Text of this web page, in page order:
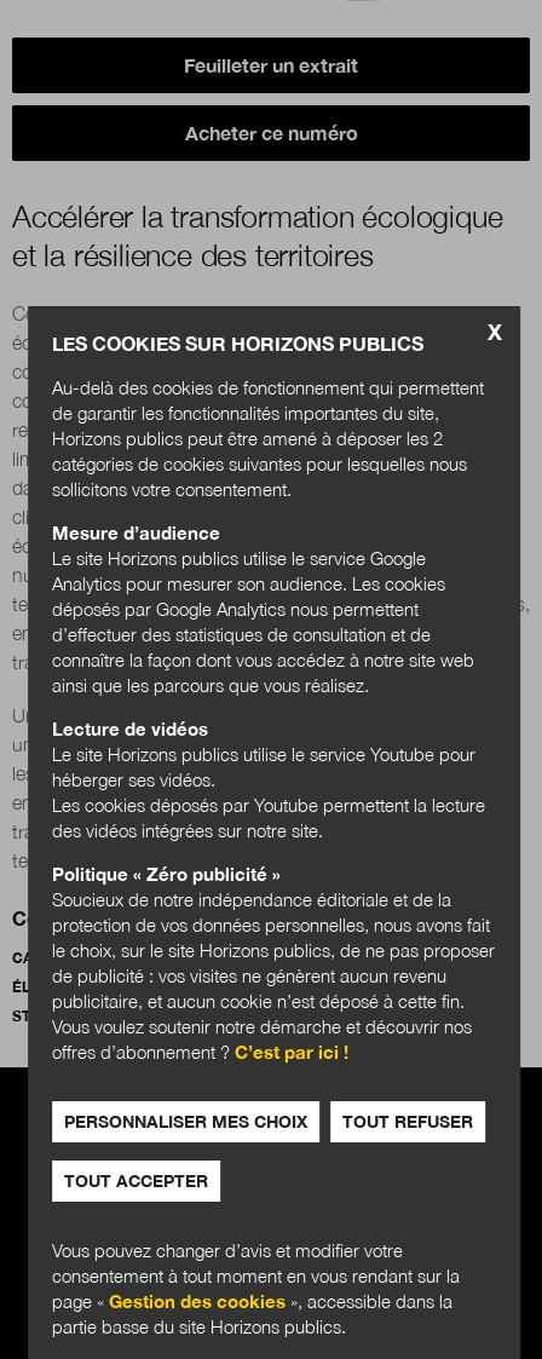
Qui sommes-nous ?
Nous contacter
Newsletter
Renseignez votre email afin de suivre l'actualité
de la transformation publique.
Nous suivre sur Twittersur LinkedIn
Accélérer la transformation écologique
et la résilience des territoires
Commune frugale rurale ou urbaine, émergence d’un modèle
économique de la résilience, enjeu de la formation initiale et
continue sur l’écologie, adaptation des territoires aux
conditions extrêmes, rôle des architectes pour réparer la ville,
retour d’expérience pour aligner sa stratégie territoriale sur les
limites planétaires ou encore bénéfi ce de la végétalisation
dans les zones urbaines : face à l’intensité des dérèglements
climatiques, il est temps d’accélérer la transformation
écologique et la résilience de nos villes et territoires. Ce
numéro hors-série revient sur les enjeux de la ville et du
territoire durable, et donne la parole aux décideurs, architectes,
entreprises et acteurs publics engagés dans ces
transformations qui explorent les moyens d’y parvenir.
Un hors-série réalisé en partenariat avec
une association ayant pour mission de fédérer et inspirer tous
les professionnels de la ville durable (collectivités locales,
entreprises, État, experts) pour accélérer les démarches de
transformation écologique, sociale et économique des
territoires.
Comité d'orientation
CAMILLE ANDRIEU ALAIN BOUVIER
STÉPHANE CORDOBES
ÉLISABETH DAU
NICOLAS KADA
GIULIA REBOA
STÉPHANE VINCENT
Feuilleter un extrait
Acheter ce numéro
Rubriques
X
LES COOKIES SUR HORIZONS PUBLICS
Au-delà des cookies de fonctionnement qui permettent
de garantir les fonctionnalités importantes du site,
Horizons publics peut être amené à déposer les 2
catégories de cookies suivantes pour lesquelles nous
sollicitons votre consentement.
Mesure d’audience
Le site Horizons publics utilise le service Google
Analytics pour mesurer son audience. Les cookies
déposés par Google Analytics nous permettent
d’effectuer des statistiques de consultation et de
connaître la façon dont vous accédez à notre site web
ainsi que les parcours que vous réalisez.
Lecture de vidéos
Le site Horizons publics utilise le service Youtube pour
héberger ses vidéos.
Les cookies déposés par Youtube permettent la lecture
des vidéos intégrées sur notre site.
Politique « Zéro publicité »
Soucieux de notre indépendance éditoriale et de la
protection de vos données personnelles, nous avons fait
le choix, sur le site Horizons publics, de ne pas proposer
de publicité : vos visites ne génèrent aucun revenu
publicitaire, et aucun cookie n’est déposé à cette fin.
Vous voulez soutenir notre démarche et découvrir nos
offres d’abonnement ? C’est par ici !
PERSONNALISER MES CHOIX TOUT REFUSER
TOUT ACCEPTER
Vous pouvez changer d’avis et modifier votre
consentement à tout moment en vous rendant sur la
page « Gestion des cookies», accessible dans la
partie basse du site Horizons publics.